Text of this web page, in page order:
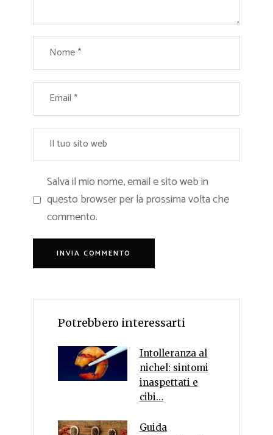
Salva il mio nome, email e sito web in
questo browser per la prossima volta che
commento.
Potrebbero interessarti
Intolleranza al
nichel: sintomi
inaspettati e
cibi…
Guida